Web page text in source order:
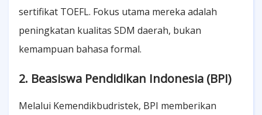
sertifikat TOEFL. Fokus utama mereka adalah
peningkatan kualitas SDM daerah, bukan
kemampuan bahasa formal.
2. Beasiswa Pendidikan Indonesia (BPI)
Melalui Kemendikbudristek, BPI memberikan